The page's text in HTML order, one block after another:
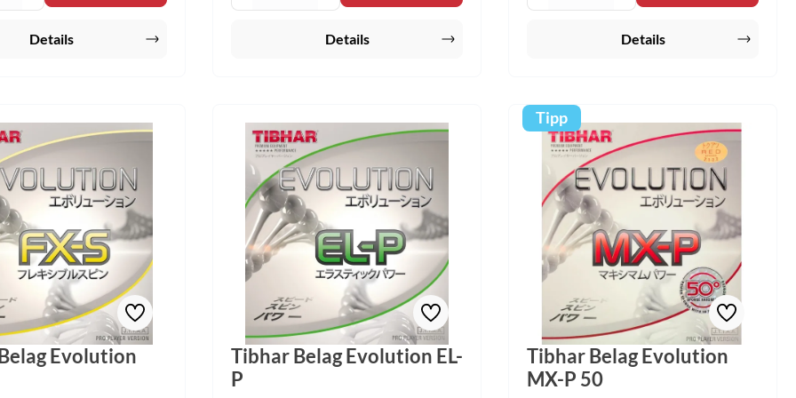
S auf Augenhöhe befindet.
Bereich sucht seinesgleichen
Details
den hoch-performanten EL-P und EL-S
MX-S bewegt. Diese Dynamik im flexiblen
Details
dem brandneuen RED ENERGY SPONGE
Schwamm bietet eine höhere Dynamik bei
50.3~52.3°
Details
Evolution
Tibhar Belag Evolution EL-
P
Tipp
Tibhar Belag Evolution
MX-P 50